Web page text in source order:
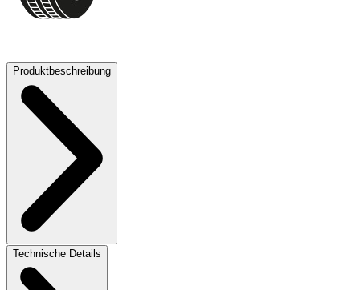
Produktbeschreibung
Technische Details